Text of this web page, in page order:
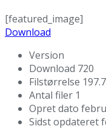
[featured_image]
Download
Version
Download 720
Filstørrelse
Antal filer 1
Opret dato
Sidst opdateret